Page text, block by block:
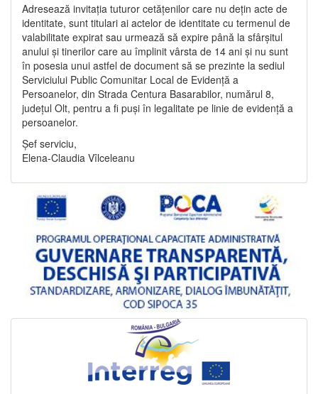
Adresează invitația tuturor cetățenilor care nu dețin acte de
identitate, sunt titulari ai actelor de identitate cu termenul de
valabilitate expirat sau urmează să expire până la sfârșitul
anului și tinerilor care au împlinit vârsta de 14 ani și nu sunt
în posesia unui astfel de document să se prezinte la sediul
Serviciului Public Comunitar Local de Evidență a
Persoanelor, din Strada Centura Basarabilor, numărul 8,
județul Olt, pentru a fi puși în legalitate pe linie de evidență a
persoanelor.
Șef serviciu,
Elena-Claudia Vîlceleanu